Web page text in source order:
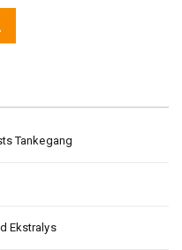
Tankegang
Ekstralys